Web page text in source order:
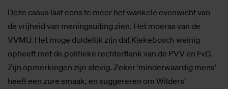
Deze casus laat eens te meer het wankele evenwicht van
de vrijheid van meningsuiting zien. Het moeras van de
VVMU. Het moge duidelijk zijn dat Kiekebosch weinig
opheeft met de politieke rechterflank van de PVV en FvD.
Zijn opmerkingen zijn stevig. Zeker ‘minderwaardig mens’
heeft een zure smaak, en suggereren om Wilders’